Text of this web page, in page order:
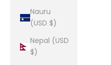
Nauru
(USD $)
Nepal (USD
$)